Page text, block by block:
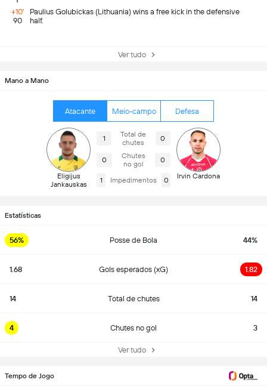
+10'
90
Paulius Golubickas (Lithuania) wins a free kick in the defensive
half.
Ver tudo
Mano a Mano
Atacante Meio-campo Defesa
Eligijus
Jankauskas
1
Total de
chutes
0
0
Chutes
no gol
0
1 Impedimentos 0 Irvin Cardona
Estatísticas
56% Posse de Bola 44%
1.68 Gols esperados (xG) 1.82
14 Total de chutes 14
4 Chutes no gol 3
Ver tudo
Tempo de Jogo